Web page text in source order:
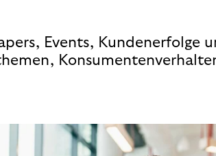
Events, Kundenerfolge